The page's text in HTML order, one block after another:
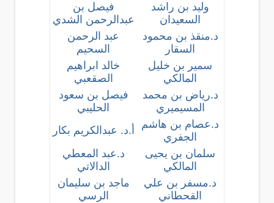
وليد بن راشد
السعيدان
فيصل بن
عبدالرحمن الشدي
د.منقذ بن محمود
السقار
عبد الرحمن
السحيم
سمير بن خليل
المالكي
خالد ابراهيم
الصقعبي
د.رياض بن محمد
المسيميري
فيصل بن سعود
الحليبي
د.عصام بن هاشم
الجفري
أ.د. عبدالكريم بكار
سلمان بن يحيى
المالكي
د.عبد المعطي
الدالاتي
د.مسفر بن علي
القحطاني
ماجد بن سليمان
الرسي